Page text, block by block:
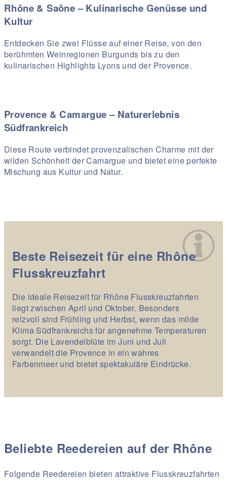
Rhône & Saône – Kulinarische Genüsse und
Kultur
Entdecken Sie zwei Flüsse auf einer Reise, von den
berühmten Weinregionen Burgunds bis zu den
kulinarischen Highlights Lyons und der Provence.
Provence & Camargue – Naturerlebnis
Südfrankreich
Diese Route verbindet provenzalischen Charme mit der
wilden Schönheit der Camargue und bietet eine perfekte
Mischung aus Kultur und Natur.
Beste Reisezeit für eine Rhône
Flusskreuzfahrt
Die ideale Reisezeit für Rhône Flusskreuzfahrten
liegt zwischen April und Oktober. Besonders
reizvoll sind Frühling und Herbst, wenn das milde
Klima Südfrankreichs für angenehme Temperaturen
sorgt. Die Lavendelblüte im Juni und Juli
verwandelt die Provence in ein wahres
Farbenmeer und bietet spektakuläre Eindrücke.
Beliebte Reedereien auf der Rhône
Folgende Reedereien bieten attraktive Flusskreuzfahrten